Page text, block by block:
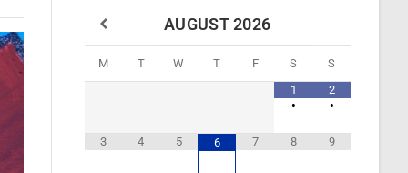
AUGUST 2026
M T W T F S
S
1
•
2
•
3 4 5 6 7 8 9